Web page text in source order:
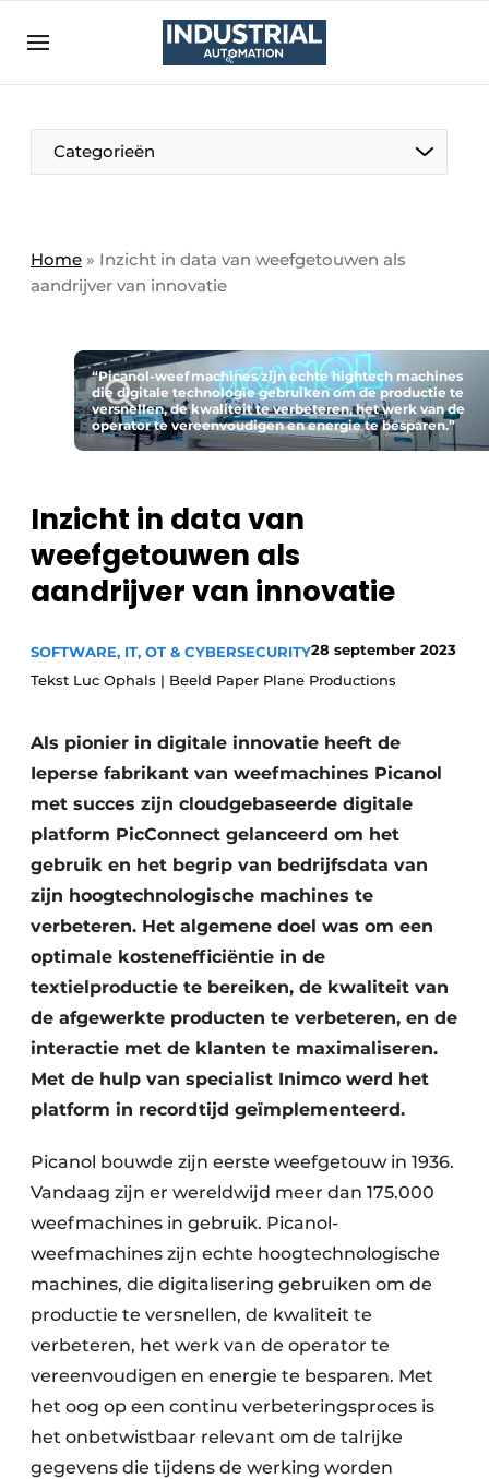
Aanmelden
Bedrijven
Bedrijven
Direct contact
Eigen content aanleveren
Home
Meest gelezen
Nieuwsbrief
Privacy / Cookie statement
Vacature aanmelden
Vacatures
Categorieën
Home » Inzicht in data van weefgetouwen als
aandrijver van innovatie
“Picanol-weefmachines zijn echte hightech machines
die digitale technologie gebruiken om de productie te
versnellen, de kwaliteit te verbeteren, het werk van de
operator te vereenvoudigen en energie te besparen.”
Inzicht in data van
weefgetouwen als
aandrijver van innovatie
SOFTWARE, IT, OT & CYBERSECURITY28 september 2023
Tekst Luc Ophals | Beeld Paper Plane Productions
Als pionier in digitale innovatie heeft de
Ieperse fabrikant van weefmachines Picanol
met succes zijn cloudgebaseerde digitale
platform PicConnect gelanceerd om het
gebruik en het begrip van bedrijfsdata van
zijn hoogtechnologische machines te
verbeteren. Het algemene doel was om een
optimale kostenefficiëntie in de
textielproductie te bereiken, de kwaliteit van
de afgewerkte producten te verbeteren, en de
interactie met de klanten te maximaliseren.
Met de hulp van specialist Inimco werd het
platform in recordtijd geïmplementeerd.
Picanol bouwde zijn eerste weefgetouw in 1936.
Vandaag zijn er wereldwijd meer dan 175.000
weefmachines in gebruik. Picanol-
weefmachines zijn echte hoogtechnologische
machines, die digitalisering gebruiken om de
productie te versnellen, de kwaliteit te
verbeteren, het werk van de operator te
vereenvoudigen en energie te besparen. Met
het oog op een continu verbeteringsproces is
het onbetwistbaar relevant om de talrijke
gegevens die tijdens de werking worden